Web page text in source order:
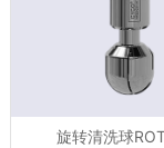
旋转清洗球